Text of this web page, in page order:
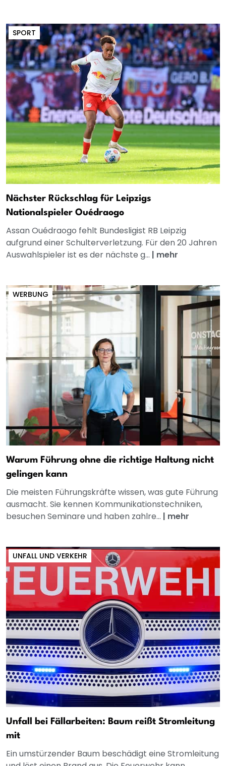
SPORT
Nächster Rückschlag für Leipzigs
Nationalspieler Ouédraogo
Assan Ouédraogo fehlt Bundesligist RB Leipzig
aufgrund einer Schulterverletzung. Für den 20 Jahren
Auswahlspieler ist es der nächste g... | mehr
WERBUNG
Warum Führung ohne die richtige Haltung nicht
gelingen kann
Die meisten Führungskräfte wissen, was gute Führung
ausmacht. Sie kennen Kommunikationstechniken,
besuchen Seminare und haben zahlre... | mehr
UNFALL UND VERKEHR
Unfall bei Fällarbeiten: Baum reißt Stromleitung
mit
Ein umstürzender Baum beschädigt eine Stromleitung